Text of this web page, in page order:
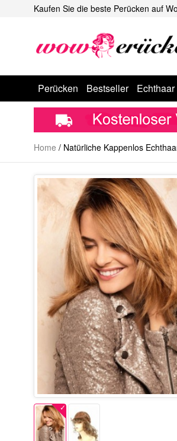
Kaufen Sie die beste Perücken auf
Perücken Bestseller
Home / Natürliche Kappenlos